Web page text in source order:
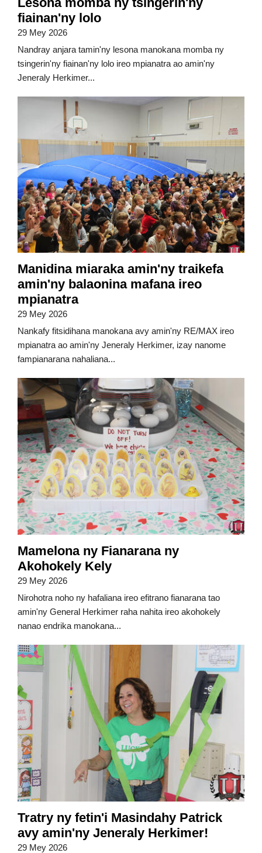
fiainan'ny lolo
29 Mey 2026
Nandray anjara tamin'ny lesona manokana momba ny
tsingerin'ny fiainan'ny lolo ireo mpianatra ao amin'ny
Jeneraly Herkimer...
Manidina miaraka amin'ny traikefa
amin'ny balaonina mafana ireo
mpianatra
29 Mey 2026
Nankafy fitsidihana manokana avy amin'ny RE/MAX ireo
mpianatra ao amin'ny Jeneraly Herkimer, izay nanome
fampianarana nahaliana...
Mamelona ny Fianarana ny
Akohokely Kely
29 Mey 2026
Nirohotra noho ny hafaliana ireo efitrano fianarana tao
amin'ny General Herkimer raha nahita ireo akohokely
nanao endrika manokana...
Tratry ny fetin'i Masindahy Patrick
avy amin'ny Jeneraly Herkimer!
29 Mey 2026